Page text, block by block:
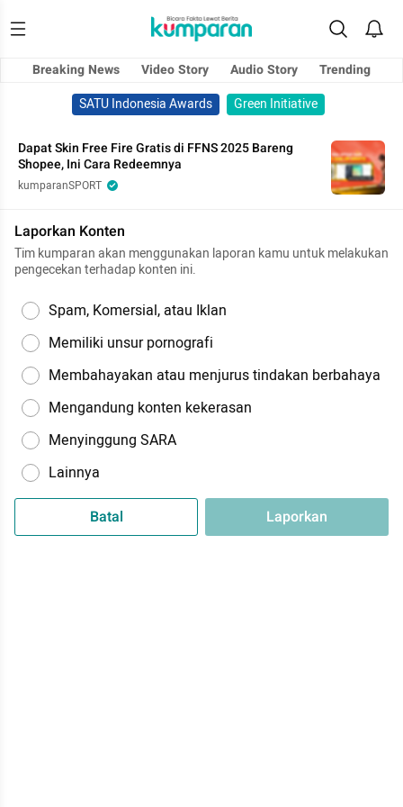
Breaking News Video Story Audio Story
Trending
SATU Indonesia Awards
Green Initiative
Dapat Skin Free Fire Gratis di FFNS 2025 Bareng
Shopee, Ini Cara Redeemnya
kumparanSPORT
Laporkan Konten
Tim kumparan akan menggunakan laporan kamu untuk melakukan
pengecekan terhadap konten ini.
Spam, Komersial, atau Iklan
Memiliki unsur pornografi
Membahayakan atau menjurus tindakan berbahaya
Mengandung konten kekerasan
Menyinggung SARA
Lainnya
Batal Laporkan